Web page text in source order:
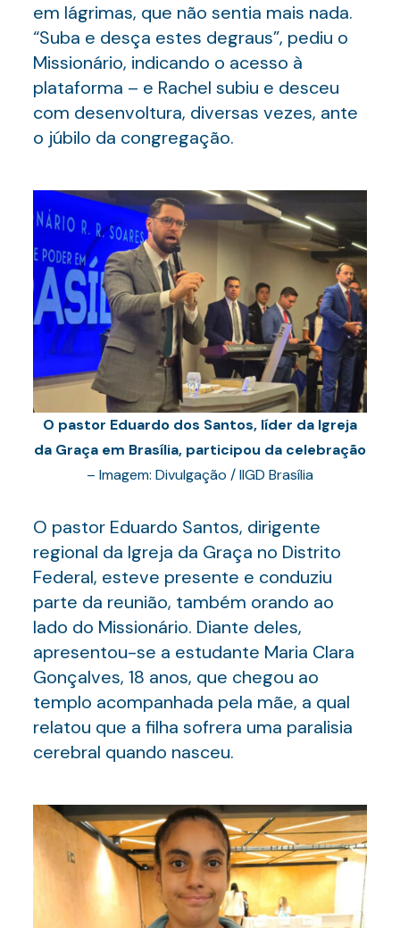
em lágrimas, que não sentia mais nada.
“Suba e desça estes degraus”, pediu o
Missionário, indicando o acesso à
plataforma – e Rachel subiu e desceu
com desenvoltura, diversas vezes, ante
o júbilo da congregação.
O pastor Eduardo dos Santos, líder da Igreja
da Graça em Brasília, participou da celebração
– Imagem: Divulgação / IIGD Brasília
O pastor Eduardo Santos, dirigente
regional da Igreja da Graça no Distrito
Federal, esteve presente e conduziu
parte da reunião, também orando ao
lado do Missionário. Diante deles,
apresentou-se a estudante Maria Clara
Gonçalves, 18 anos, que chegou ao
templo acompanhada pela mãe, a qual
relatou que a filha sofrera uma paralisia
cerebral quando nasceu.